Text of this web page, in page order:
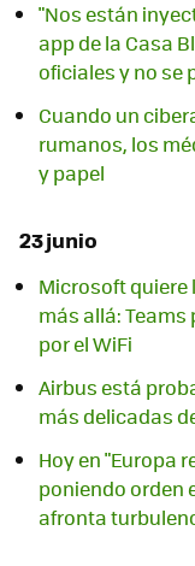
"Nos están
app de la Casa
oficiales y no se
Cuando un
rumanos, los
y papel
23 junio
Microsoft quiere
más allá:
por el WiFi
Airbus está
más delicadas
Hoy en "Europa
poniendo orden
afronta